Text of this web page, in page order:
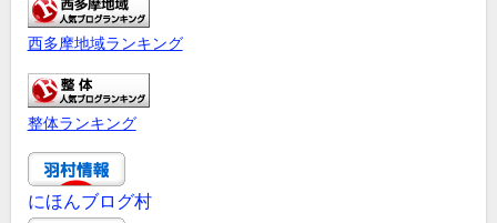
西多摩地域ランキング
整体ランキング
にほんブログ村